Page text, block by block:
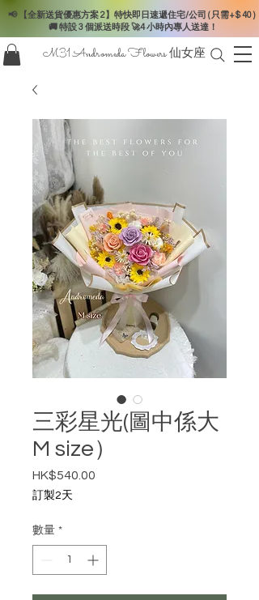
📢 【全新送貨優惠方案 2】特快即日速遞住宅/公司 ( 只需+$ 40 )
🚚 特設 3 個派送時段 🚀4 小時內專人送達！
M31 Andromeda Flowers 仙女座
三彩星光(圖中係大
M size）
HK$540.00
訂製2天
數量 *